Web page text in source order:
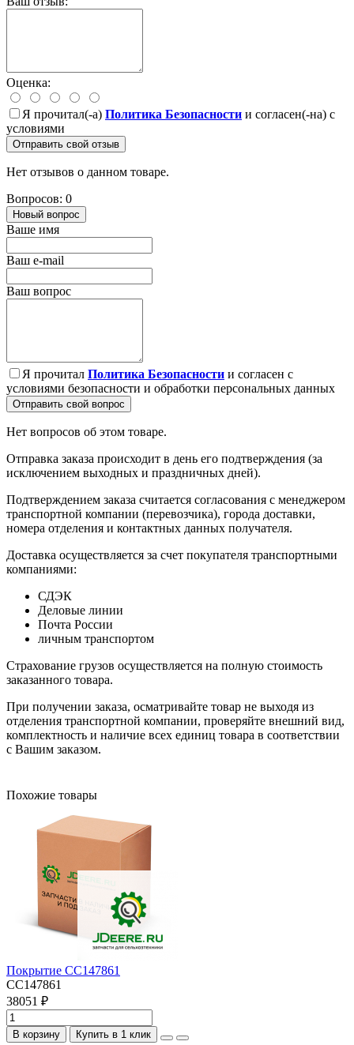
Оценка:
Я прочитал(-а) Политика Безопасности и согласен(-на) с
условиями
Отправить свой отзыв
Нет отзывов о данном товаре.
Вопросов: 0
Новый вопрос
Ваше имя
Ваш e-mail
Ваш вопрос
Я прочитал Политика Безопасности и согласен с
условиями безопасности и обработки персональных данных
Отправить свой вопрос
Нет вопросов об этом товаре.
Отправка заказа происходит в день его подтверждения (за
исключением выходных и праздничных дней).
Подтверждением заказа считается согласования с менеджером
транспортной компании (перевозчика), города доставки,
номера отделения и контактных данных получателя.
Доставка осуществляется за счет покупателя транспортными
компаниями:
СДЭК
Деловые линии
Почта России
личным транспортом
Страхование грузов осуществляется на полную стоимость
заказанного товара.
При получении заказа, осматривайте товар не выходя из
отделения транспортной компании, проверяйте внешний вид,
комплектность и наличие всех единиц товара в соответствии
с Вашим заказом.
Похожие товары
Покрытие CC147861
CC147861
38051 ₽
В корзину Купить в 1 клик